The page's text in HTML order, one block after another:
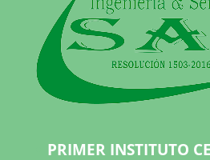
PRIMER INSTITUTO